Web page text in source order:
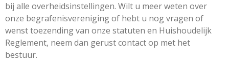
bij alle overheidsinstellingen. Wilt u meer weten over
onze begrafenisvereniging of hebt u nog vragen of
wenst toezending van onze statuten en Huishoudelijk
Reglement, neem dan gerust contact op met het
bestuur.